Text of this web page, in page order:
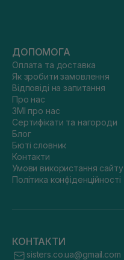
ДОПОМОГА
Оплата та доставка
Як зробити замовлення
Відповіді на запитання
Про нас
ЗМІ про нас
Сертифікати та нагороди
Блог
Бюті словник
Контакти
Умови використання сайту
Політика конфіденційності
КОНТАКТИ
sisters.co.ua@gmail.com